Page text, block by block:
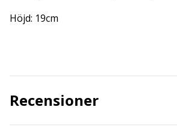
Höjd: 19cm
Recensioner